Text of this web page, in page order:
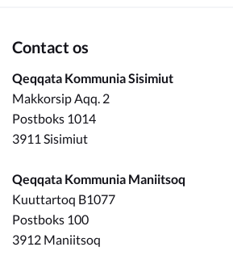
Contact os
Qeqqata Kommunia Sisimiut
Makkorsip Aqq. 2
Postboks 1014
3911 Sisimiut
Qeqqata Kommunia Maniitsoq
Kuuttartoq B1077
Postboks 100
3912 Maniitsoq